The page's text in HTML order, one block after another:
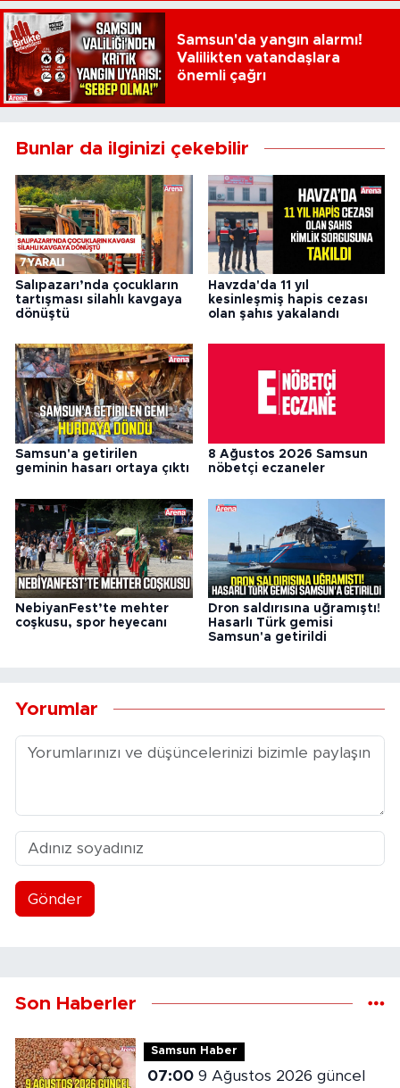
Samsun'da yangın alarmı!
Valilikten vatandaşlara
önemli çağrı
Bunlar da ilginizi çekebilir
Salıpazarı’nda çocukların
tartışması silahlı kavgaya
dönüştü
Havzda'da 11 yıl
kesinleşmiş hapis cezası
olan şahıs yakalandı
Samsun'a getirilen
geminin hasarı ortaya çıktı
8 Ağustos 2026 Samsun
nöbetçi eczaneler
NebiyanFest’te mehter
coşkusu, spor heyecanı
Dron saldırısına uğramıştı!
Hasarlı Türk gemisi
Samsun'a getirildi
Yorumlar
Gönder
Son Haberler
Samsun Haber
07:009 Ağustos 2026 güncel